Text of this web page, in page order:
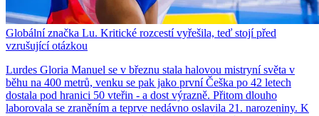
Globální značka Lu. Kritické rozcestí vyřešila, teď stojí před
vzrušující otázkou
Lurdes Gloria Manuel se v březnu stala halovou mistryní světa v
běhu na 400 metrů, venku se pak jako první Češka po 42 letech
dostala pod hranici 50 vteřin - a dost výrazně. Přitom dlouho
laborovala se zraněním a teprve nedávno oslavila 21. narozeniny. K